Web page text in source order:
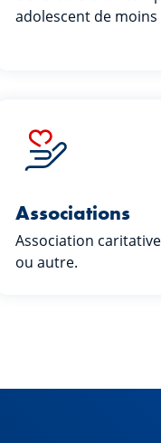
adolescent de moins
Associations
Association
ou autre.